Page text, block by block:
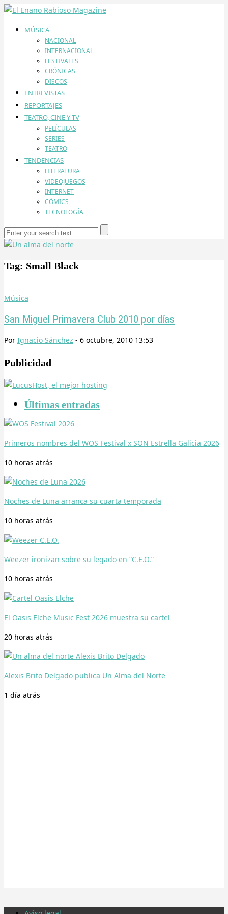
MÚSICA
NACIONAL
INTERNACIONAL
FESTIVALES
CRÓNICAS
DISCOS
ENTREVISTAS
REPORTAJES
TEATRO, CINE Y TV
PELÍCULAS
SERIES
TEATRO
TENDENCIAS
LITERATURA
VIDEOJUEGOS
INTERNET
CÓMICS
TECNOLOGÍA
Tag: Small Black
Música
San Miguel Primavera Club 2010 por días
Por Ignacio Sánchez - 6 octubre, 2010 13:53
Publicidad
Últimas entradas
Primeros nombres del WOS Festival x SON Estrella Galicia 2026
10 horas atrás
Noches de Luna arranca su cuarta temporada
10 horas atrás
Weezer ironizan sobre su legado en “C.E.O.”
10 horas atrás
El Oasis Elche Music Fest 2026 muestra su cartel
20 horas atrás
Alexis Brito Delgado publica Un Alma del Norte
1 día atrás